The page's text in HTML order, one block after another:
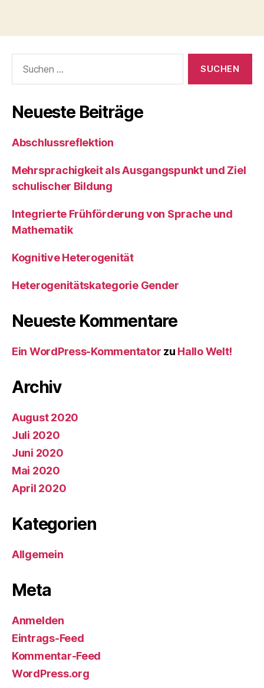
nach:
Neueste Beiträge
Abschlussreflektion
Mehrsprachigkeit als Ausgangspunkt und Ziel
schulischer Bildung
Integrierte Frühförderung von Sprache und
Mathematik
Kognitive Heterogenität
Heterogenitätskategorie Gender
Neueste Kommentare
Ein WordPress-Kommentator zu Hallo Welt!
Archiv
August 2020
Juli 2020
Juni 2020
Mai 2020
April 2020
Kategorien
Allgemein
Meta
Anmelden
Eintrags-Feed
Kommentar-Feed
WordPress.org